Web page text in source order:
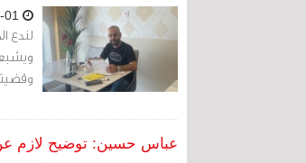
لندع
عباس حسين: توضيح لازم